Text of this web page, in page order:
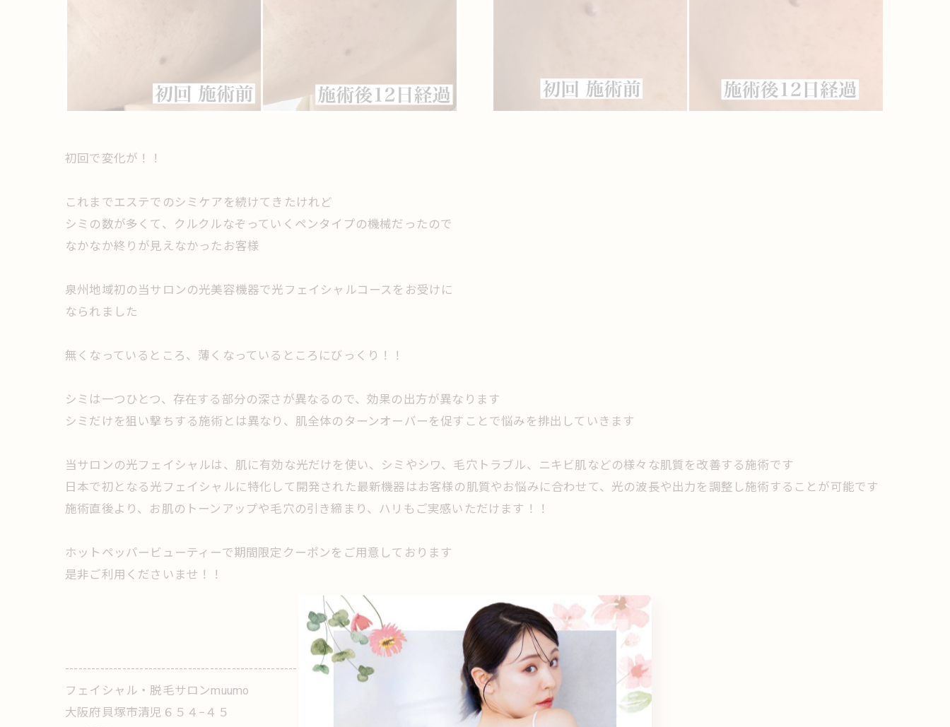
初回で変化が！！
これまでエステでのシミケアを続けてきたけれど
シミの数が多くて、クルクルなぞっていくペンタイプの機械だったので
なかなか終りが見えなかったお客様
泉州地域初の当サロンの光美容機器で光フェイシャルコースをお受けに
なられました
無くなっているところ、薄くなっているところにびっくり！！
シミは一つひとつ、存在する部分の深さが異なるので、効果の出方が異なります
シミだけを狙い撃ちする施術とは異なり、肌全体のターンオーバーを促すことで悩みを排出していきます
当サロンの光フェイシャルは、肌に有効な光だけを使い、シミやシワ、毛穴トラブル、ニキビ肌などの様々な肌質を改善する施術です
日本で初となる光フェイシャルに特化して開発された最新機器はお客様の肌質やお悩みに合わせて、光の波長や出力を調整し施術することが可能です
施術直後より、お肌のトーンアップや毛穴の引き締まり、ハリもご実感いただけます！！
ホットペッパービューティーで期間限定クーポンをご用意しております
是非ご利用くださいませ！！
----------------------------------------------------------------------
フェイシャル・脱毛サロンmuumo
大阪府貝塚市清児６５４−４５